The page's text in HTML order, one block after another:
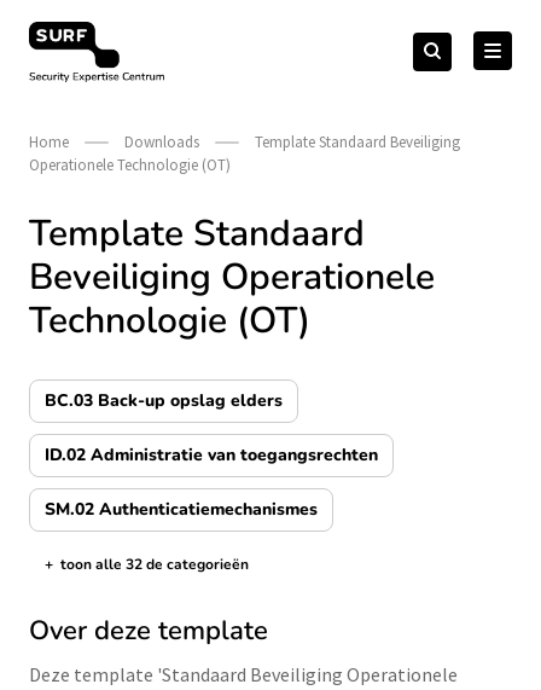
naar
Security Expertise Centrum – by SURF
Zoeken
naar:Zoeken
Home Downloads
Template Standaard Beveiliging
Operationele Technologie (OT)
Template Standaard
Beveiliging Operationele
Technologie (OT)
BC.03 Back-up opslag elders
ID.02 Administratie van toegangsrechten
SM.02 Authenticatiemechanismes
de categorieën tonen/verbergen
+ toon alle 32 de categorieën
Over deze template
Deze template 'Standaard Beveiliging Operationele